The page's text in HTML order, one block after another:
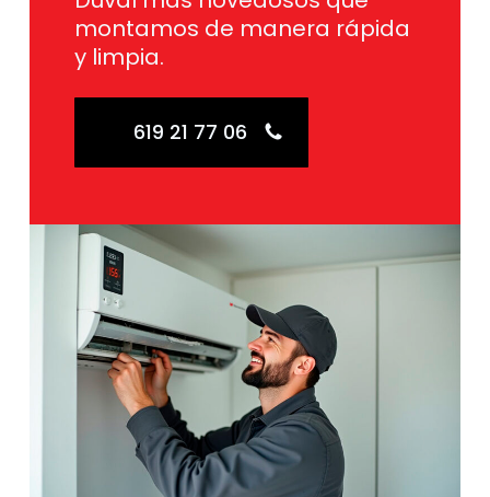
montamos de manera rápida
y limpia.
619 21 77 06